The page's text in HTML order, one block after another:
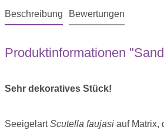
Beschreibung Bewertungen
Produktinformationen
Sehr dekoratives Stück!
SeeigelartScutella faujasiauf Matrix,